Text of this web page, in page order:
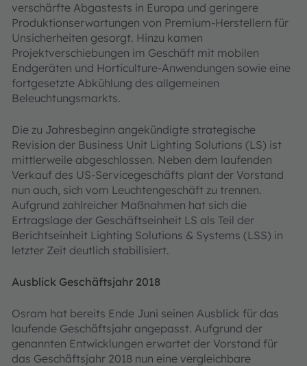
verschärfte Abgastests in Europa und geringere
Produktionserwartungen von Premium-Herstellern für
Unsicherheiten gesorgt. Hinzu kamen
Projektverschiebungen im Geschäft mit mobilen
Endgeräten und Horticulture-Anwendungen sowie eine
fortgesetzte Abkühlung des allgemeinen
Beleuchtungsmarkts.
Die zu Jahresbeginn angekündigte strategische
Revision der Business Unit Lighting Solutions (LS) ist
mittlerweile abgeschlossen. Neben dem laufenden
Verkauf des US-Servicegeschäfts plant der Vorstand
nun auch, sich vom Leuchtengeschäft zu trennen.
Aufgrund zahlreicher Maßnahmen hat sich die
Ertragslage der Geschäftseinheit LS als Teil der
Berichtseinheit Lighting Solutions & Systems (LSS) in
letzter Zeit deutlich stabilisiert.
Ausblick Geschäftsjahr 2018
Osram hat bereits Ende Juni seinen Ausblick für das
laufende Geschäftsjahr angepasst. Aufgrund der
genannten Entwicklungen erwartet der Vorstand für
das Geschäftsjahr 2018 nun eine vergleichbare